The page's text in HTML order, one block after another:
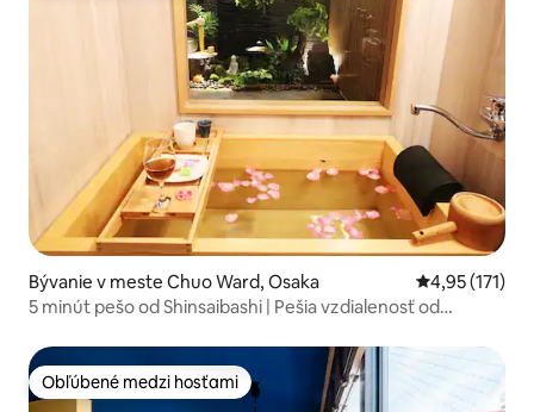
Bývanie v meste Chuo Ward, Osaka Priemerné
4,95 (171)
5 minút pešo od Shinsaibashi | Pešia vzdialenosť od
Kúpeľ z cyprusového dreva s výhľadom na záhradu | 2
kúpeľne 3 toalety
Obľúbené medzi hosťami
Obľúbené medzi hosťami